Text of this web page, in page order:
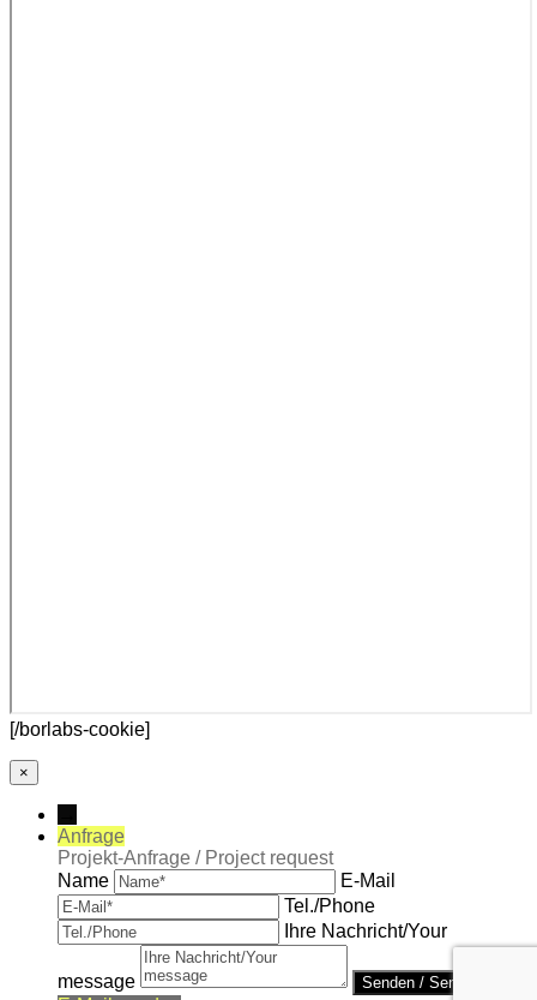
[/borlabs-cookie]
×
Anfrage
Projekt-Anfrage / Project request
Name
E-Mail
Tel./Phone
Ihre Nachricht/Your
message